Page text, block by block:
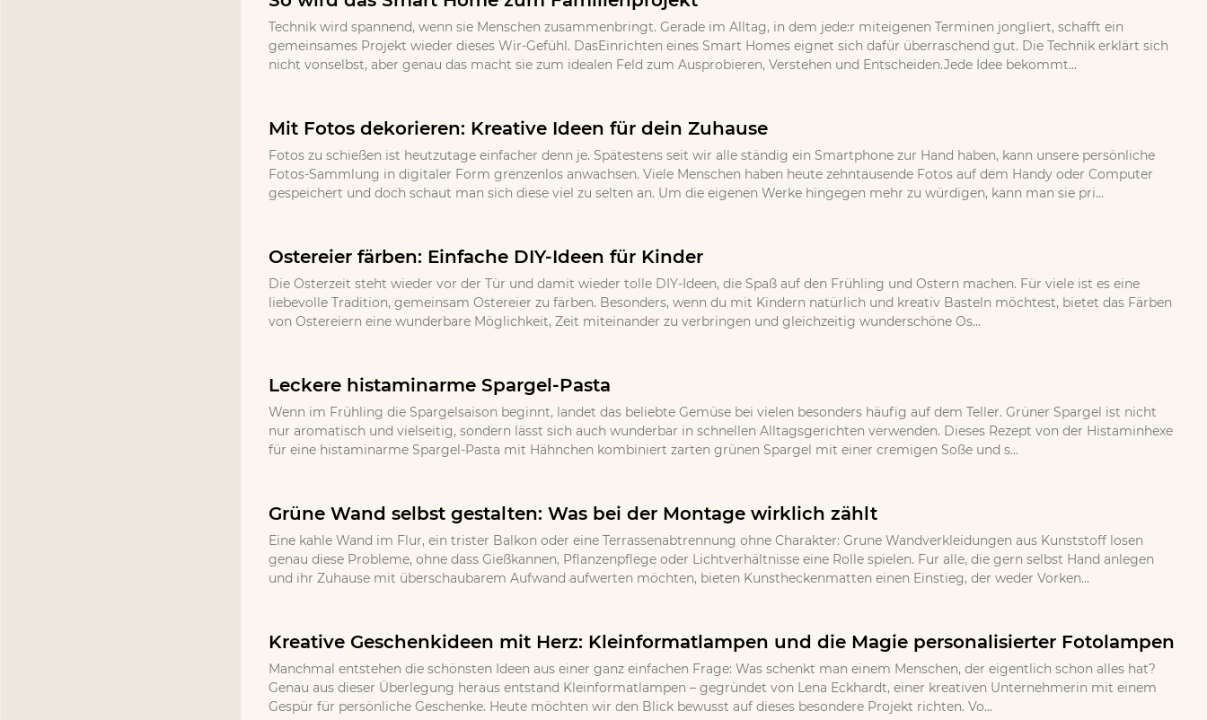
Technik wird spannend, wenn sie Menschen zusammenbringt. Gerade im Alltag, in dem jede:r miteigenen Terminen jongliert, schafft ein
gemeinsames Projekt wieder dieses Wir-Gefühl. DasEinrichten eines Smart Homes eignet sich dafür überraschend gut. Die Technik erklärt sich
nicht vonselbst, aber genau das macht sie zum idealen Feld zum Ausprobieren, Verstehen und Entscheiden.Jede Idee bekommt...
Mit Fotos dekorieren: Kreative Ideen für dein Zuhause
Fotos zu schießen ist heutzutage einfacher denn je. Spätestens seit wir alle ständig ein Smartphone zur Hand haben, kann unsere persönliche
Fotos-Sammlung in digitaler Form grenzenlos anwachsen. Viele Menschen haben heute zehntausende Fotos auf dem Handy oder Computer
gespeichert und doch schaut man sich diese viel zu selten an. Um die eigenen Werke hingegen mehr zu würdigen, kann man sie pri...
Ostereier färben: Einfache DIY-Ideen für Kinder
Die Osterzeit steht wieder vor der Tür und damit wieder tolle DIY-Ideen, die Spaß auf den Frühling und Ostern machen. Für viele ist es eine
liebevolle Tradition, gemeinsam Ostereier zu färben. Besonders, wenn du mit Kindern natürlich und kreativ Basteln möchtest, bietet das Färben
von Ostereiern eine wunderbare Möglichkeit, Zeit miteinander zu verbringen und gleichzeitig wunderschöne Os...
Leckere histaminarme Spargel-Pasta
Wenn im Frühling die Spargelsaison beginnt, landet das beliebte Gemüse bei vielen besonders häufig auf dem Teller. Grüner Spargel ist nicht
nur aromatisch und vielseitig, sondern lässt sich auch wunderbar in schnellen Alltagsgerichten verwenden. Dieses Rezept von der Histaminhexe
für eine histaminarme Spargel-Pasta mit Hähnchen kombiniert zarten grünen Spargel mit einer cremigen Soße und s...
Grüne Wand selbst gestalten: Was bei der Montage wirklich zählt
Eine kahle Wand im Flur, ein trister Balkon oder eine Terrassenabtrennung ohne Charakter: Grune Wandverkleidungen aus Kunststoff losen
genau diese Probleme, ohne dass Gießkannen, Pflanzenpflege oder Lichtverhältnisse eine Rolle spielen. Fur alle, die gern selbst Hand anlegen
und ihr Zuhause mit überschaubarem Aufwand aufwerten möchten, bieten Kunstheckenmatten einen Einstieg, der weder Vorken...
Kreative Geschenkideen mit Herz: Kleinformatlampen und die Magie personalisierter Fotolampen
Manchmal entstehen die schönsten Ideen aus einer ganz einfachen Frage: Was schenkt man einem Menschen, der eigentlich schon alles hat?
Genau aus dieser Überlegung heraus entstand Kleinformatlampen – gegründet von Lena Eckhardt, einer kreativen Unternehmerin mit einem
Gespür für persönliche Geschenke. Heute möchten wir den Blick bewusst auf dieses besondere Projekt richten. Vo...